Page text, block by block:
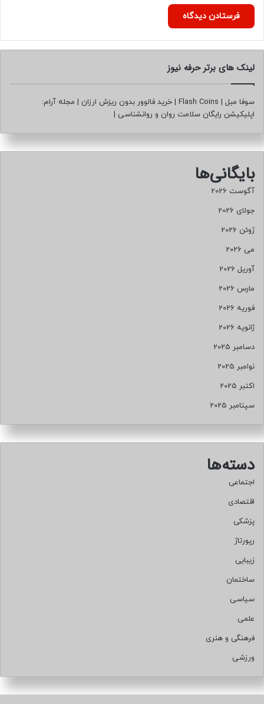
لینک های برتر حرفه نیوز
سوفا مبل |
Flash Coins
| خرید فالوور بدون ریزش ارزان | مجله آرام:
اپلیکیشن رایگان سلامت روان و روانشناسی |
بایگانی‌ها
آگوست 2026
جولای 2026
ژوئن 2026
می 2026
آوریل 2026
مارس 2026
فوریه 2026
ژانویه 2026
دسامبر 2025
نوامبر 2025
اکتبر 2025
سپتامبر 2025
دسته‌ها
اجتماعی
اقتصادی
پزشکی
رپورتاژ
زیبایی
ساختمان
سیاسی
علمی
فرهنگی و هنری
ورزشی